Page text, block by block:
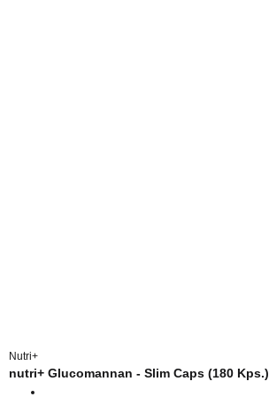
Nutri+
nutri+ Glucomannan - Slim Caps (180 Kps.)